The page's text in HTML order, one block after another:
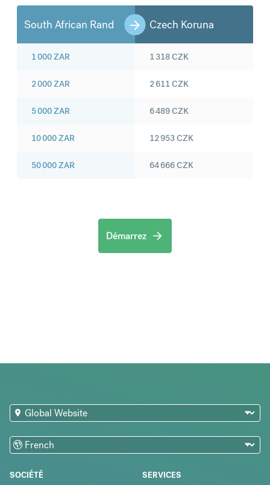
South African Rand Czech Koruna
1 000ZAR
2 000ZAR
5 000ZAR
10 000ZAR
50 000ZAR
1 318CZK
2 611CZK
6 489CZK
12 953CZK
64 666CZK
Démarrez
SOCIÉTÉ SERVICES